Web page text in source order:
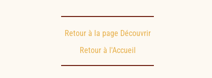
Retour à la page Découvrir
Retour à l'Accueil